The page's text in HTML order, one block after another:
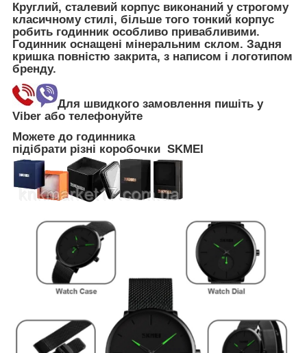
Круглий, сталевий корпус виконаний у строгому
класичному стилі, більше того тонкий корпус
робить годинник особливо привабливими.
Годинник оснащені мінеральним склом. Задня
кришка повністю закрита, з написом і логотипом
бренду.
Для швидкого замовлення пишіть у
Viber або телефонуйте
Можете до годинника
підібрати різні коробочки SKMEI